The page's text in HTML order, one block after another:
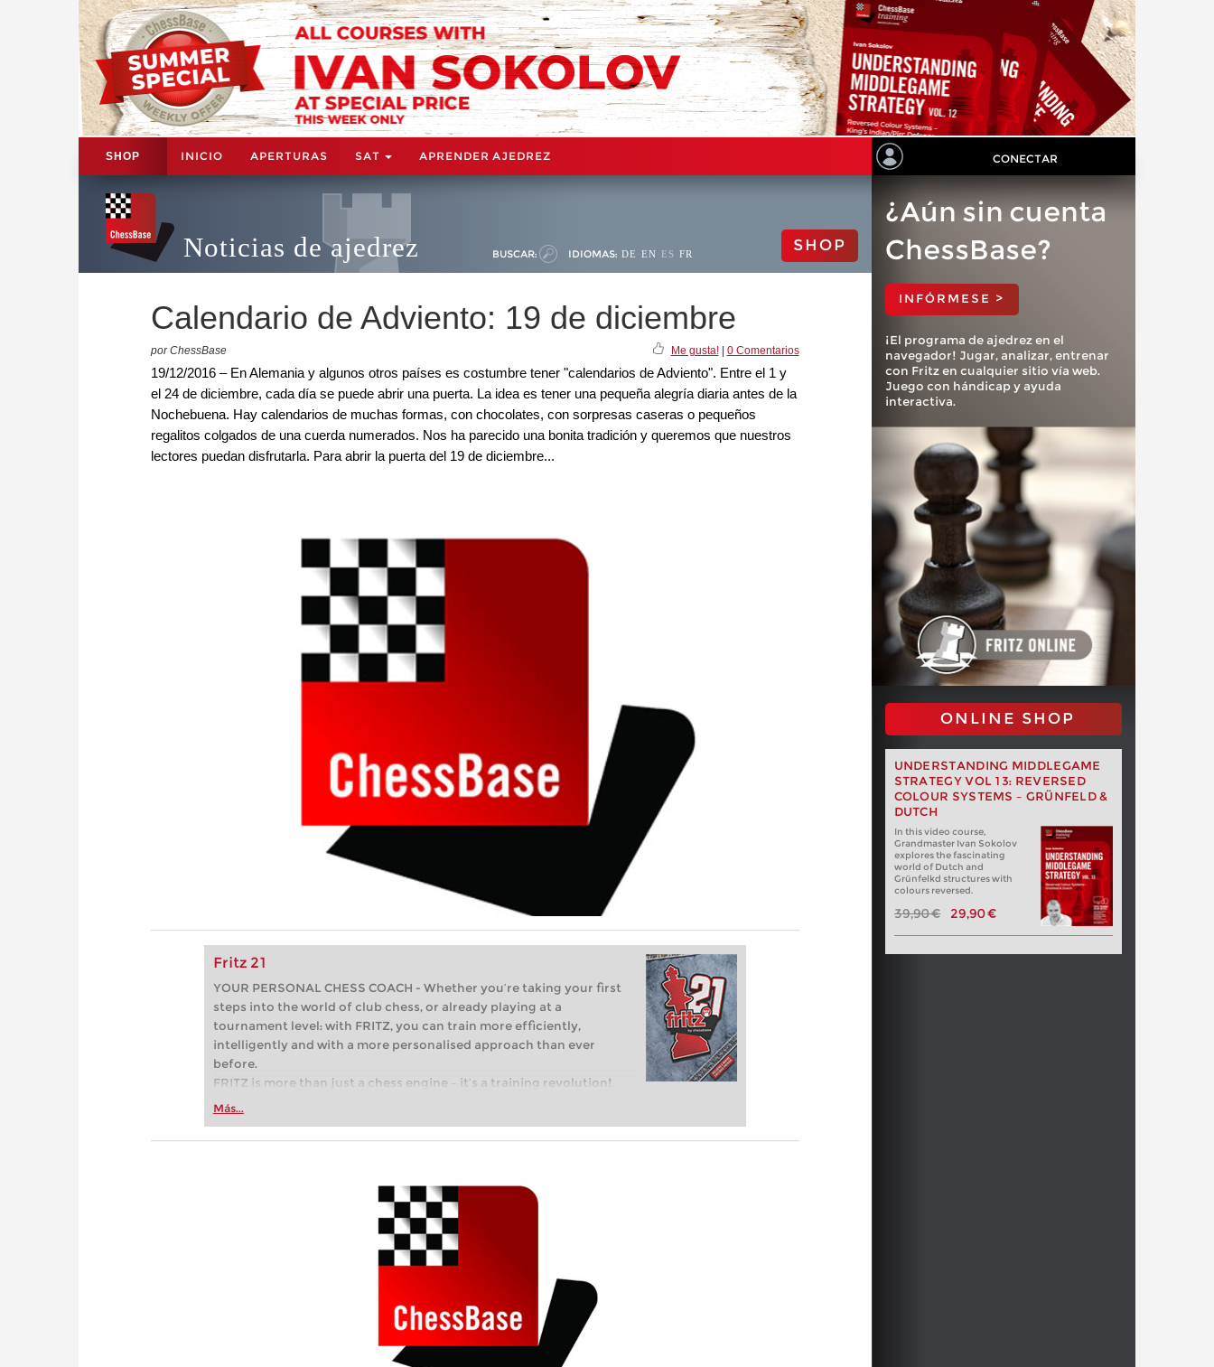
SHOP INICIO APERTURAS SAT APRENDER AJEDREZ CONECTAR
Noticias de ajedrez BUSCAR: IDIOMAS: DE EN ES FR SHOP
Calendario de Adviento: 19 de diciembre
por ChessBase Me gusta!| 0 Comentarios
19/12/2016 – En Alemania y algunos otros países es costumbre tener "calendarios de Adviento". Entre el 1 y
el 24 de diciembre, cada día se puede abrir una puerta. La idea es tener una pequeña alegría diaria antes de la
Nochebuena. Hay calendarios de muchas formas, con chocolates, con sorpresas caseras o pequeños
regalitos colgados de una cuerda numerados. Nos ha parecido una bonita tradición y queremos que nuestros
lectores puedan disfrutarla. Para abrir la puerta del 19 de diciembre...
Fritz 21
YOUR PERSONAL CHESS COACH - Whether you’re taking your first
steps into the world of club chess, or already playing at a
tournament level: with FRITZ, you can train more efficiently,
intelligently and with a more personalised approach than ever
before.
FRITZ is more than just a chess engine – it’s a training revolution!
Whether you’re taking your first steps into the world of club chess,
more efficiently, intelligently and with a more personalised
Más...
¿Aún sin cuenta
ChessBase?
INFÓRMESE >
¡El programa de ajedrez en el
navegador! Jugar, analizar, entrenar
con Fritz en cualquier sitio vía web.
Juego con hándicap y ayuda
interactiva.
ONLINE SHOP
UNDERSTANDING MIDDLEGAME
STRATEGY VOL 13: REVERSED
COLOUR SYSTEMS – GRÜNFELD &
DUTCH
In this video course,
Grandmaster Ivan Sokolov
explores the fascinating
world of Dutch and
Grünfelkd structures with
colours reversed.
39,90 € 29,90 €